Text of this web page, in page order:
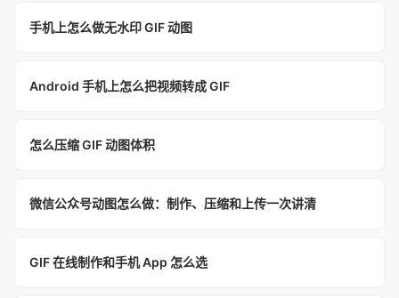
手机上怎么做无水印 GIF 动图
Android 手机上怎么把视频转成 GIF
怎么压缩 GIF 动图体积
微信公众号动图怎么做：制作、压缩和上传一次讲清
GIF 在线制作和手机 App 怎么选